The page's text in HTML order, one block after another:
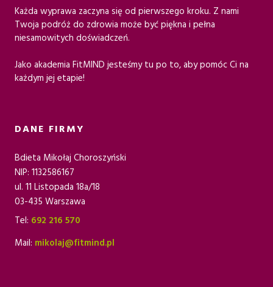
Każda wyprawa zaczyna się od pierwszego kroku. Z nami
Twoja podróż do zdrowia może być piękna i pełna
niesamowitych doświadczeń.
Jako akademia FitMIND jesteśmy tu po to, aby pomóc Ci na
każdym jej etapie!
DANE FIRMY
Bdieta Mikołaj Choroszyński
NIP: 1132586167
ul. 11 Listopada 18a/18
03-435 Warszawa
Tel: 692 216 570
Mail: mikolaj@fitmind.pl